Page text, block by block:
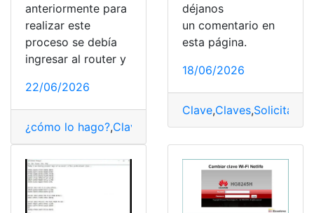
anteriormente para
realizar este
proceso se debía
ingresar al router y
22/06/2026
¿cómo lo hago?,Clave de WiFi,Consultas,Ecuador,
déjanos
un comentario en
esta página.
18/06/2026
Clave,Claves,Solicitar